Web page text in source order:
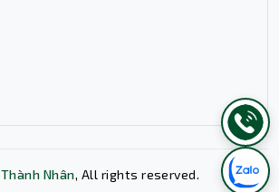
Thành Nhân, All rights reserved.